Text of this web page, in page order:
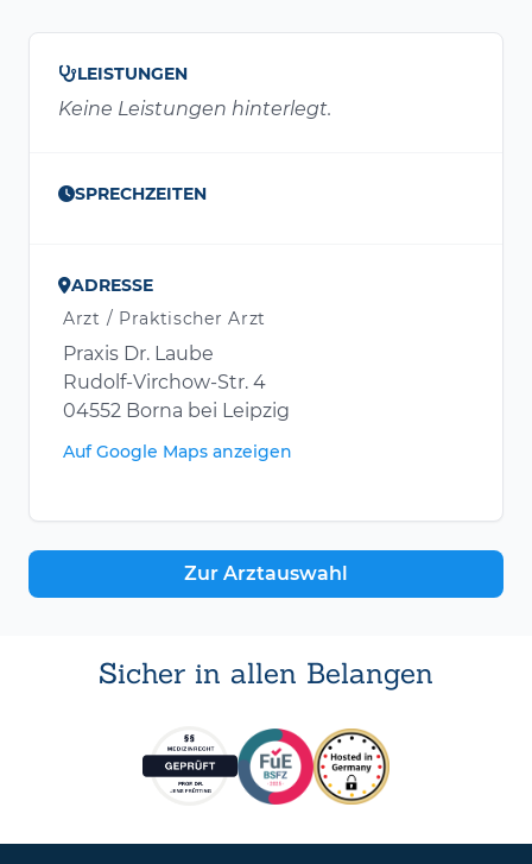
LEISTUNGEN
Keine Leistungen hinterlegt.
SPRECHZEITEN
ADRESSE
Arzt / Praktischer Arzt
Praxis Dr. Laube
Rudolf-Virchow-Str. 4
04552 Borna bei Leipzig
Auf Google Maps anzeigen
Zur Arztauswahl
Sicher in allen Belangen